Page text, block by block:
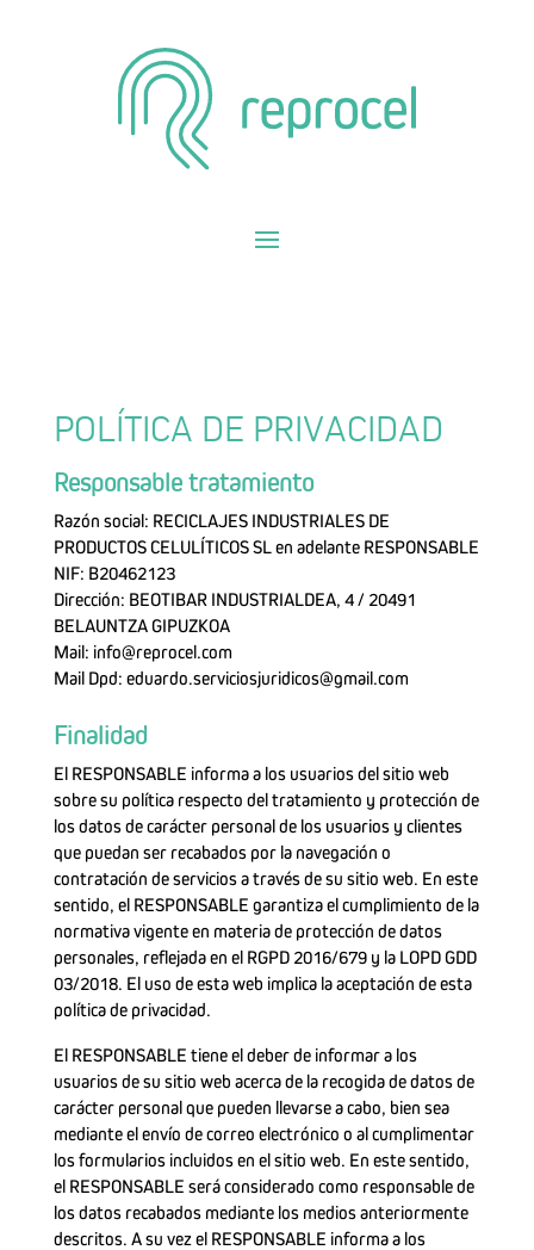
POLÍTICA DE PRIVACIDAD
Responsable tratamiento
Razón social: RECICLAJES INDUSTRIALES DE
PRODUCTOS CELULÍTICOS SL en adelante RESPONSABLE
NIF: B20462123
Dirección: BEOTIBAR INDUSTRIALDEA, 4 / 20491
BELAUNTZA GIPUZKOA
Mail: info@reprocel.com
Mail Dpd: eduardo.serviciosjuridicos@gmail.com
Finalidad
El RESPONSABLE informa a los usuarios del sitio web
sobre su política respecto del tratamiento y protección de
los datos de carácter personal de los usuarios y clientes
que puedan ser recabados por la navegación o
contratación de servicios a través de su sitio web. En este
sentido, el RESPONSABLE garantiza el cumplimiento de la
normativa vigente en materia de protección de datos
personales, reflejada en el RGPD 2016/679 y la LOPD GDD
03/2018. El uso de esta web implica la aceptación de esta
política de privacidad.
El RESPONSABLE tiene el deber de informar a los
usuarios de su sitio web acerca de la recogida de datos de
carácter personal que pueden llevarse a cabo, bien sea
mediante el envío de correo electrónico o al cumplimentar
los formularios incluidos en el sitio web. En este sentido,
el RESPONSABLE será considerado como responsable de
los datos recabados mediante los medios anteriormente
descritos. A su vez el RESPONSABLE informa a los